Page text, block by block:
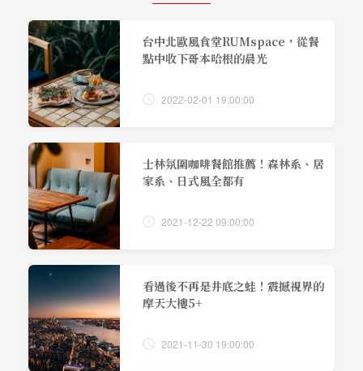
台中北歐風食堂RUMspace，從餐
點中收下哥本哈根的晨光
2022-02-01 19:00:00
士林氛圍咖啡餐館推薦！森林系、居
家系、日式風全都有
2021-12-22 09:00:00
看過後不再是井底之蛙！震撼視界的
摩天大樓5+
2021-11-30 19:00:00